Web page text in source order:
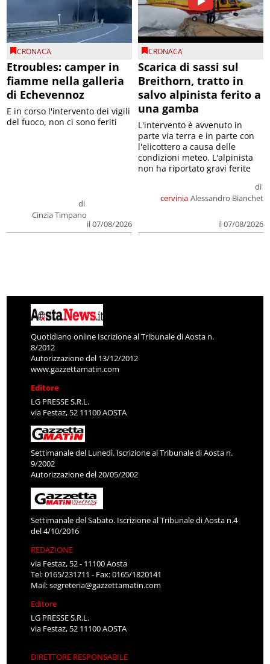
CRONACA
Etroubles: camper in
fiamme nella galleria
di Echevennoz
di
Cinzia Timpano
il 07/08/2026
E in corso l'intervento dei vigili
del fuoco, non ci sono feriti
CRONACA
Scarica di sassi sul
Breithorn, tratto in
salvo alpinista ferito a
una gamba
cervinia
di
Alessandro Bianchet
il 07/08/2026
L'intervento è avvenuto in
parte via terra e in parte con
l'elicottero a causa delle
condizioni meteo. L'alpinista
non ha riportato gravi ferite
Quotidiano online Iscrizione al Tribunale di Aosta n.
8/2012
Autorizzazione del 13/12/2012
www.gazzettamatin.com
Editore
LG PRESSE S.R.L.
via Festaz, 52 11100 AOSTA
Settimanale del Lunedì. Iscrizione al Tribunale di Aosta n.
9/2002
Autorizzazione del 20/05/2002
Settimanale del Sabato. Iscrizione al Tribunale di Aosta n.4
del 4/10/2016
REDAZIONE
via Festaz, 52 - 11100 Aosta
Tel: 0165/231711 - Fax: 0165/1820141
Mail:segreteria@gazzettamatin.com
Editore
LG PRESSE S.R.L.
via Festaz, 52 11100 AOSTA
DIRETTORE RESPONSABILE